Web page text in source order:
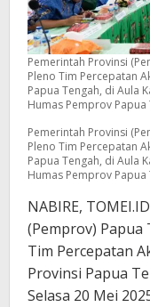
Pemerintah Provinsi
Pleno Tim Percepatan
Papua Tengah, di Aula
Humas Pemprov Papua
Pemerintah Provinsi
Pleno Tim Percepatan
Papua Tengah, di Aula
Humas Pemprov Papua
NABIRE,
(Pemprov)
Tim Percepatan
Provinsi Papua
Selasa 20 Mei